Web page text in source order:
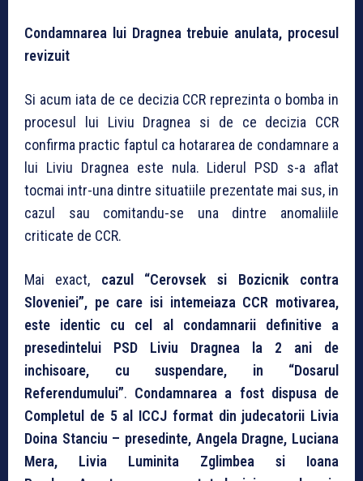
Condamnarea lui Dragnea trebuie anulata, procesul
revizuit
Si acum iata de ce decizia CCR reprezinta o bomba in
procesul lui Liviu Dragnea si de ce decizia CCR
confirma practic faptul ca hotararea de condamnare a
lui Liviu Dragnea este nula. Liderul PSD s-a aflat
tocmai intr-una dintre situatiile prezentate mai sus, in
cazul sau comitandu-se una dintre anomaliile
criticate de CCR.
Mai exact, cazul “Cerovsek si Bozicnik contra
Sloveniei”, pe care isi intemeiaza CCR motivarea,
este identic cu cel al condamnarii definitive a
presedintelui PSD Liviu Dragnea la 2 ani de
inchisoare, cu suspendare, in “Dosarul
Referendumului”. Condamnarea a fost dispusa de
Completul de 5 al ICCJ format din judecatorii Livia
Doina Stanciu – presedinte, Angela Dragne, Luciana
Mera, Livia Luminita Zglimbea si Ioana